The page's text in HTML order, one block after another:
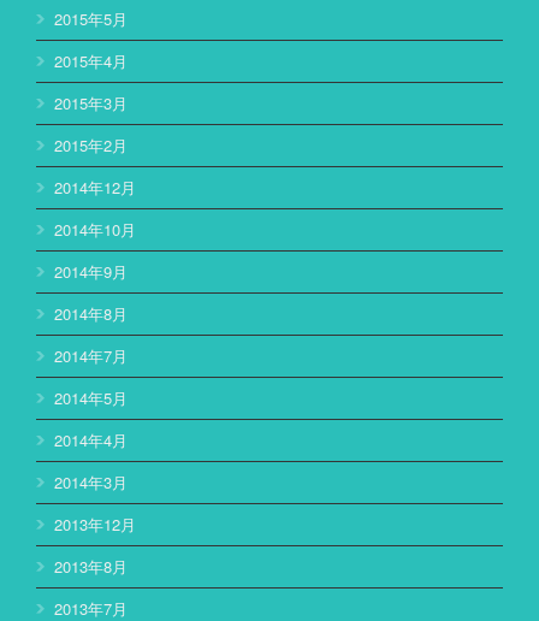
2015年5月
2015年4月
2015年3月
2015年2月
2014年12月
2014年10月
2014年9月
2014年8月
2014年7月
2014年5月
2014年4月
2014年3月
2013年12月
2013年8月
2013年7月